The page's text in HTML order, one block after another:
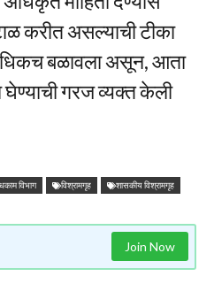
करीत असल्याची टीका
बळावला असून, आता
घेण्याची गरज व्यक्त केली
विभाग विश्रामगृह शासकीय विश्रामगृह
Join Now